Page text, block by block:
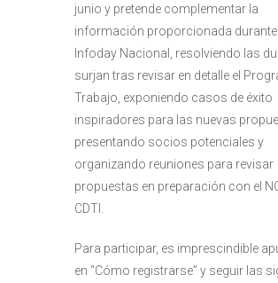
junio y pretende complementar la
información proporcionada durante
Infoday Nacional, resolviendo las
surjan tras revisar en detalle el
Trabajo, exponiendo casos de éxito
inspiradores para las nuevas
presentando socios potenciales y
organizando reuniones para revisar
propuestas en preparación con el
CDTI.
Para participar, es imprescindible
en “Cómo registrarse” y seguir las